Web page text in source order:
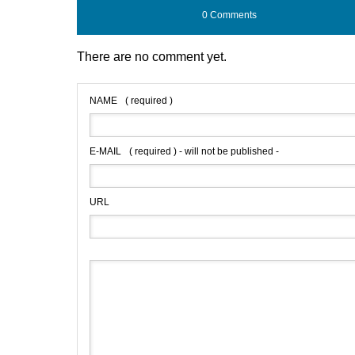
0 Comments
There are no comment yet.
NAME ( required )
E-MAIL ( required ) - will not be published -
URL